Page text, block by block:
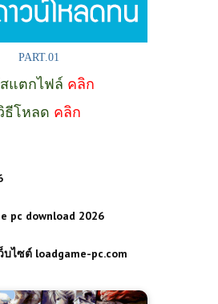
PART.01
แตกไฟล์ คลิก
ธีโหลด คลิก
pc download 2026
ไซต์ loadgame-pc.com